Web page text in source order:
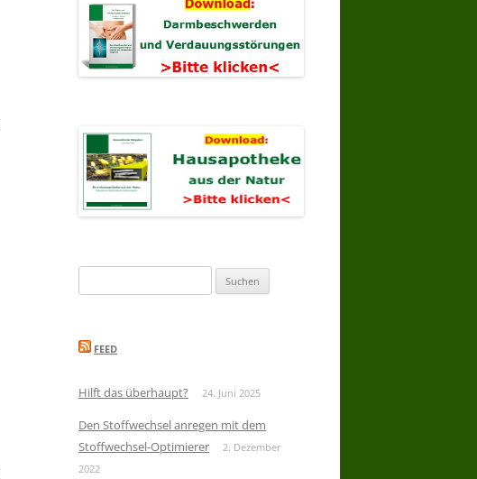
nach:
FEED
Hilft das überhaupt? 24. Juni 2025
Den Stoffwechsel anregen mit dem
Stoffwechsel-Optimierer
2. Dezember
2022